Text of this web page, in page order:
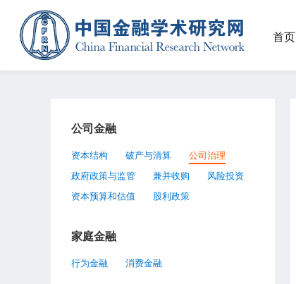
首页
公司金融
资本结构 破产与清算
公司治理
政府政策与监管
兼并收购
风险投资
资本预算和估值
股利政策
家庭金融
行为金融 消费金融